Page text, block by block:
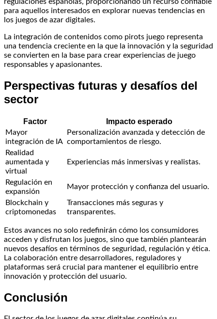
regulaciones españolas, proporcionando un recurso confiable
para aquellos interesados en explorar nuevas tendencias en
los juegos de azar digitales.
La integración de contenidos como pirots juego representa
una tendencia creciente en la que la innovación y la seguridad
se convierten en la base para crear experiencias de juego
responsables y apasionantes.
Perspectivas futuras y desafíos del
sector
Factor Impacto esperado
Mayor
integración de IA
Personalización avanzada y detección de
comportamientos de riesgo.
Realidad
aumentada y
virtual
Experiencias más inmersivas y realistas.
Regulación en
expansión
Mayor protección y confianza del usuario.
Blockchain y
criptomonedas
Transacciones más seguras y
transparentes.
Estos avances no solo redefinirán cómo los consumidores
acceden y disfrutan los juegos, sino que también plantearán
nuevos desafíos en términos de seguridad, regulación y ética.
La colaboración entre desarrolladores, reguladores y
plataformas será crucial para mantener el equilibrio entre
innovación y protección del usuario.
Conclusión